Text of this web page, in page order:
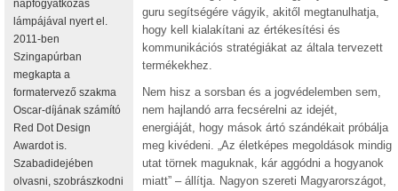
napfogyatkozás
lámpájával nyert el.
2011-ben
Szingapúrban
megkapta a
formatervező szakma
Oscar-díjának számító
Red Dot Design
Awardot is.
Szabadidejében
olvasni, szobrászkodni
guru segítségére vágyik, akitől megtanulhatja,
hogy kell kialakítani az értékesítési és
kommunikációs stratégiákat az általa tervezett
termékekhez.
Nem hisz a sorsban és a jogvédelemben sem,
nem hajlandó arra fecsérelni az idejét,
energiáját, hogy mások ártó szándékait próbálja
meg kivédeni. „Az életképes megoldások mindig
utat törnek maguknak, kár aggódni a hogyanok
miatt” – állítja. Nagyon szereti Magyarországot,